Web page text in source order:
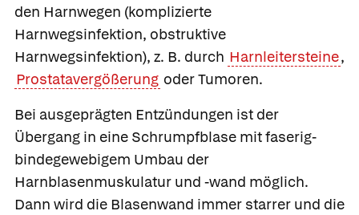
den Harnwegen (komplizierte
Harnwegsinfektion, obstruktive
Harnwegsinfektion), z. B. durch Harnleitersteine,
Prostatavergößerung oder Tumoren.
Bei ausgeprägten Entzündungen ist der
Übergang in eine Schrumpfblase mit faserig-
bindegewebigem Umbau der
Harnblasenmuskulatur und -wand möglich.
Dann wird die Blasenwand immer starrer und die